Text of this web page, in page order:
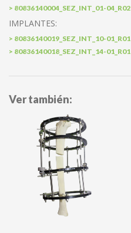
> 80836140004_SEZ_INT_01-04_R02
IMPLANTES:
> 80836140019_SEZ_INT_10-01_R01
> 80836140018_SEZ_INT_14-01_R01
Ver también: